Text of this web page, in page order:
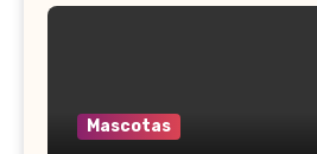
Mascotas